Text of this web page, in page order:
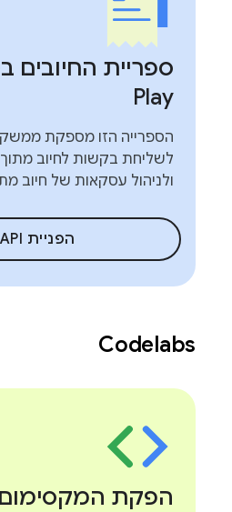
Play
הספרייה הזו מספקת ממשק
לשליחת בקשות לחיוב
ולניהול עסקאות של חיוב
הפניית API
Codelabs
הפקת